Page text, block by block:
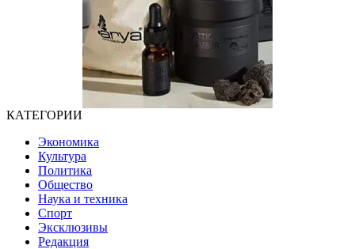
КАТЕГОРИИ
Экономика
Культура
Политика
Общество
Наука и техника
Спорт
Эксклюзивы
Редакция